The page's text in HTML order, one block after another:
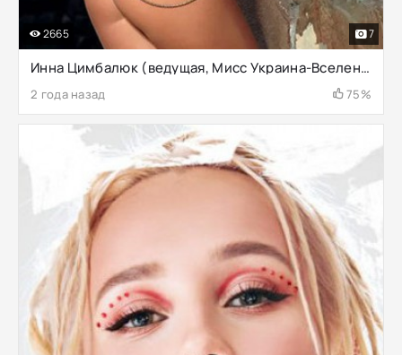
Инна Цимбалюк (ведущая, Мисс Украина-Вселенная-2006)
2 года назад 75%
2665 7